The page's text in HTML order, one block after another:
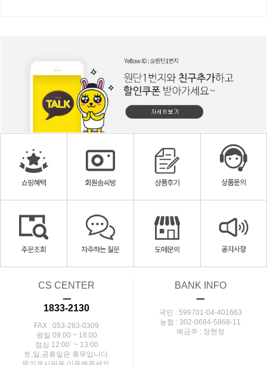
CS CENTER
ㅡ
1833-2130
FAX : 053-283-0309
평일 09:00 ~ 16:00
점심 12:00` ~ 13:00
토,일,공휴일은 휴무입니다.
BANK INFO
ㅡ
국민 : 599701-04-401663
농협 : 302-0684-5868-11
예금주 : 정현정